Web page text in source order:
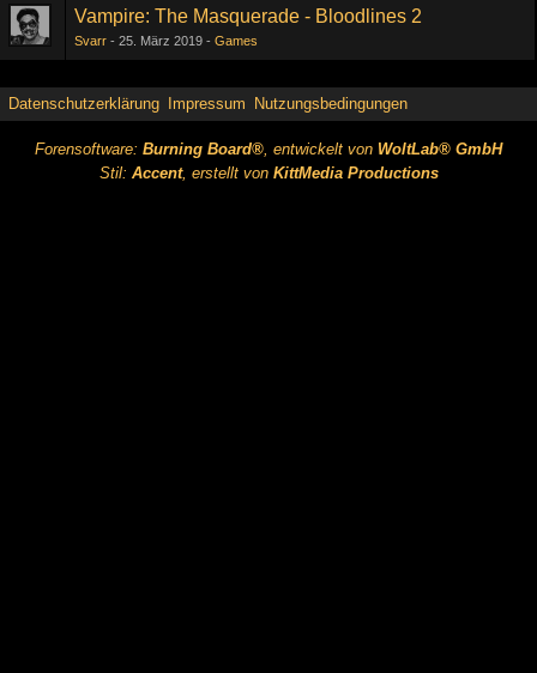
Vampire: The Masquerade - Bloodlines 2
Svarr 25. März 2019 Games
Datenschutzerklärung Impressum Nutzungsbedingungen
Forensoftware: Burning Board®, entwickelt von WoltLab® GmbH
Stil: Accent, erstellt von KittMedia Productions